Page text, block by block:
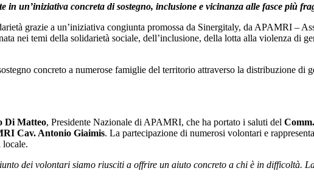
un’iniziativa concreta di sostegno, inclusione e vicinanza alle fasce più
grazie a un’iniziativa congiunta promossa da Sinergitaly, da APAMRI –
nei temi della solidarietà sociale, dell’inclusione, della lotta alla violenza di
concreto a numerose famiglie del territorio attraverso la distribuzione di
Di Matteo, Presidente Nazionale di APAMRI, che ha portato i saluti del
Cav. Antonio Giaimis. La partecipazione di numerosi volontari e
locale.
dei volontari siamo riusciti a offrire un aiuto concreto a chi è in difficoltà.